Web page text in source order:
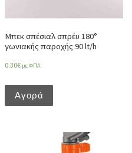
Μπεκ σπέσιαλ σπρέυ 180°
γωνιακής παροχής 90 lt/h
0.30€ με ΦΠΑ
Αγορά